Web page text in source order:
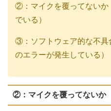
②：マイクを覆ってないか
でいる）
③：ソフトウェア的な不具
のエラーが発生している）
②：マイクを覆ってないか